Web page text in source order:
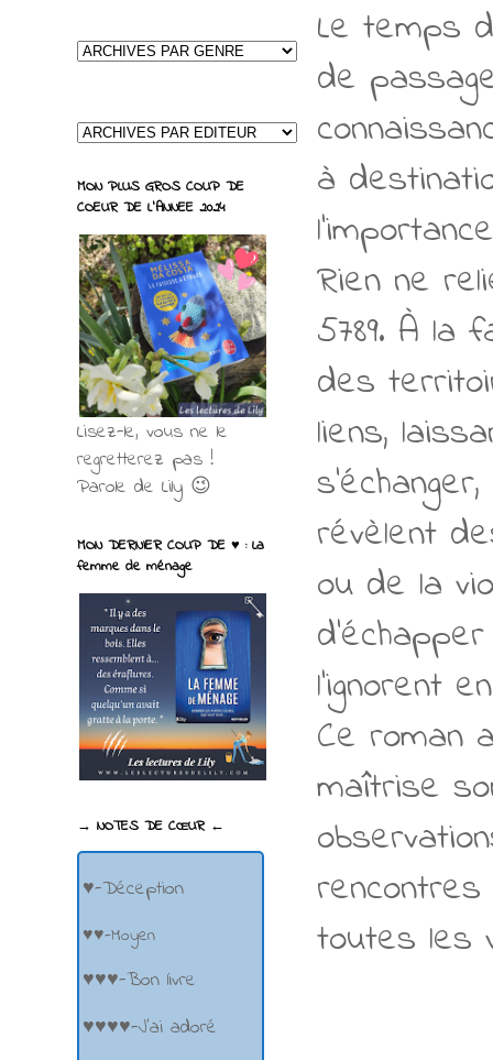
Le temps
de
à
Rien ne
5789. À la
des
liens,
révèlent
ou de la
l'ignorent
Ce roman
maîtrise
toutes les
MON PLUS GROS COUP DE
COEUR DE L'ANNEE 2024
Lisez-le, vous ne le
regretterez pas !
Parole de Lily 😉
MON DERNIER COUP DE ♥ : La
femme de ménage
→ NOTES DE CŒUR ←
♥-Déception
♥♥-Moyen
♥♥♥-Bon livre
♥♥♥♥-J'ai adoré